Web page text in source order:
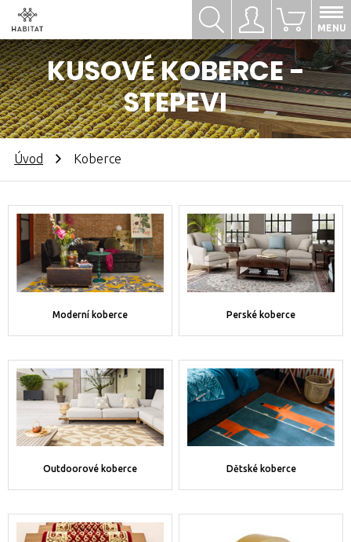
Přihlásit se
KUSOVÉ KOBERCE -
STEPEVI
0
MENU
Hledat
Úvod Koberce
Moderní koberce Perské koberce
Outdoorové koberce Dětské koberce